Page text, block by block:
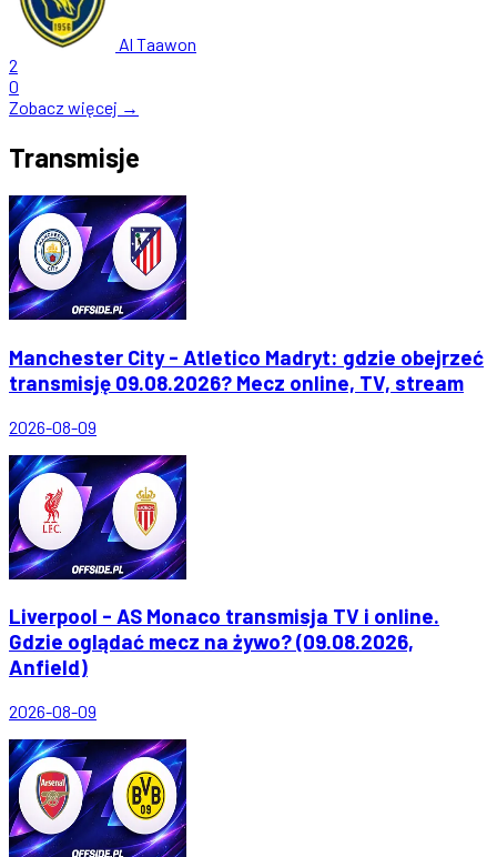
Al Taawon
2
0
Zobacz więcej →
Transmisje
Manchester City - Atletico Madryt: gdzie obejrzeć
transmisję 09.08.2026? Mecz online, TV, stream
2026-08-09
Liverpool - AS Monaco transmisja TV i online.
Gdzie oglądać mecz na żywo? (09.08.2026,
Anfield)
2026-08-09